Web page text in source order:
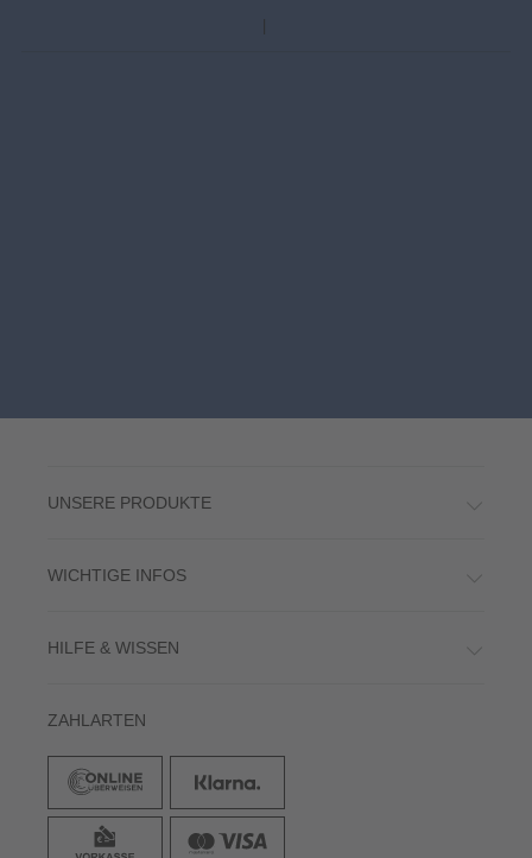
UNSERE PRODUKTE
WICHTIGE INFOS
HILFE & WISSEN
ZAHLARTEN